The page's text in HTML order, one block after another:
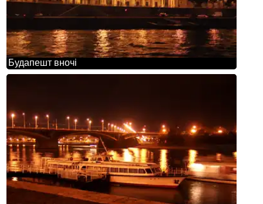
Будапешт вночі